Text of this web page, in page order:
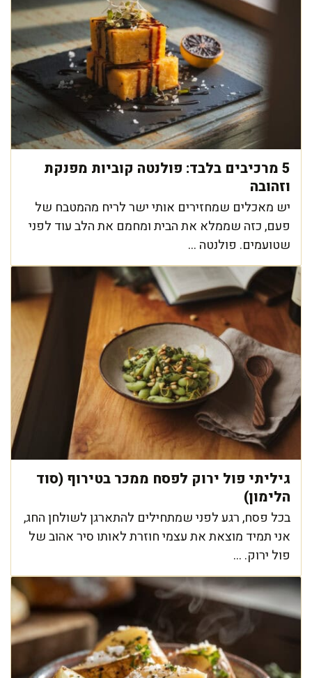
5 מרכיבים בלבד: פולנטה קוביות מפנקת
וזהובה
יש מאכלים שמחזירים אותי ישר לריח מהמטבח של
פעם, כזה שממלא את הבית ומחמם את הלב עוד לפני
שטועמים. פולנטה ...
גיליתי פול ירוק לפסח ממכר בטירוף (סוד
הלימון)
בכל פסח, רגע לפני שמתחילים להתארגן לשולחן החג,
אני תמיד מוצאת את עצמי חוזרת לאותו סיר אהוב של
פול ירוק. ...